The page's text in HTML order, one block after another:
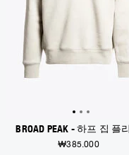
BROAD PEAK - 하프 집 플
₩385.000